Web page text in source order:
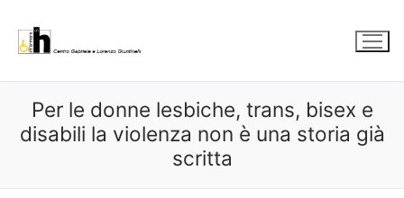
contenuto
Per le donne lesbiche, trans, bisex e
disabili la violenza non è una storia già
scritta